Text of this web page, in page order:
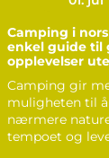
Camping i norsk
enkel guide til
opplevelser ute
Camping gir
muligheten til
nærmere
tempoet og